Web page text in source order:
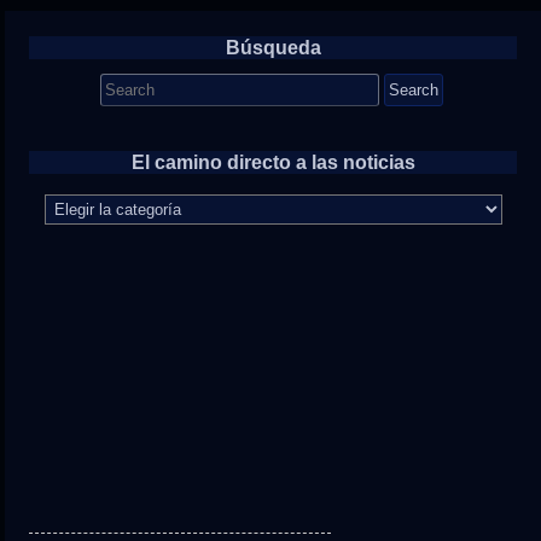
Búsqueda
Search
for:
El camino directo a las noticias
camino